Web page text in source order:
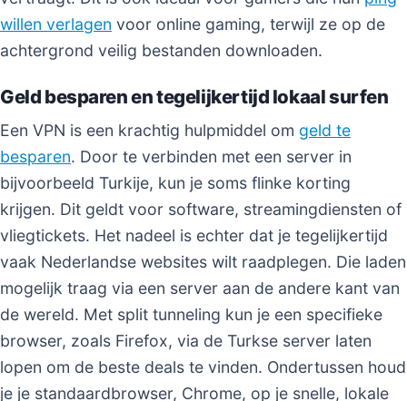
willen verlagen voor online gaming, terwijl ze op de
achtergrond veilig bestanden downloaden.
Geld besparen en tegelijkertijd lokaal surfen
Een VPN is een krachtig hulpmiddel om geld te
besparen. Door te verbinden met een server in
bijvoorbeeld Turkije, kun je soms flinke korting
krijgen. Dit geldt voor software, streamingdiensten of
vliegtickets. Het nadeel is echter dat je tegelijkertijd
vaak Nederlandse websites wilt raadplegen. Die laden
mogelijk traag via een server aan de andere kant van
de wereld. Met split tunneling kun je een specifieke
browser, zoals Firefox, via de Turkse server laten
lopen om de beste deals te vinden. Ondertussen houd
je je standaardbrowser, Chrome, op je snelle, lokale